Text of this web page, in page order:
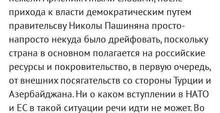
прихода к власти демократическим путем
правительсву Николы Пашиняна просто-
напросто некуда было дрейфовать, поскольку
страна в основном полагается на российские
ресурсы и покровительство, в первую очередь,
от внешних посягательств со стороны Турции и
Азербайджана. Ни о каком вступлении в НАТО
и ЕС в такой ситуации речи идти не может. Во